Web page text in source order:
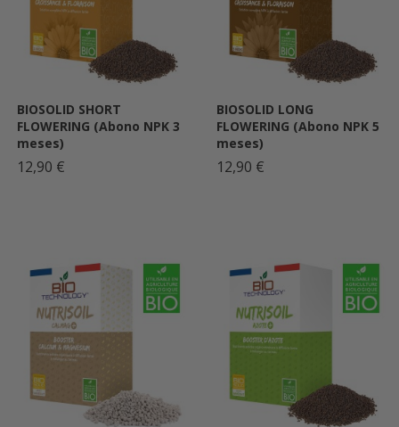
BIOSOLID SHORT
FLOWERING (Abono NPK 3
meses)
12,90 €
BIOSOLID LONG
FLOWERING (Abono NPK 5
meses)
12,90 €